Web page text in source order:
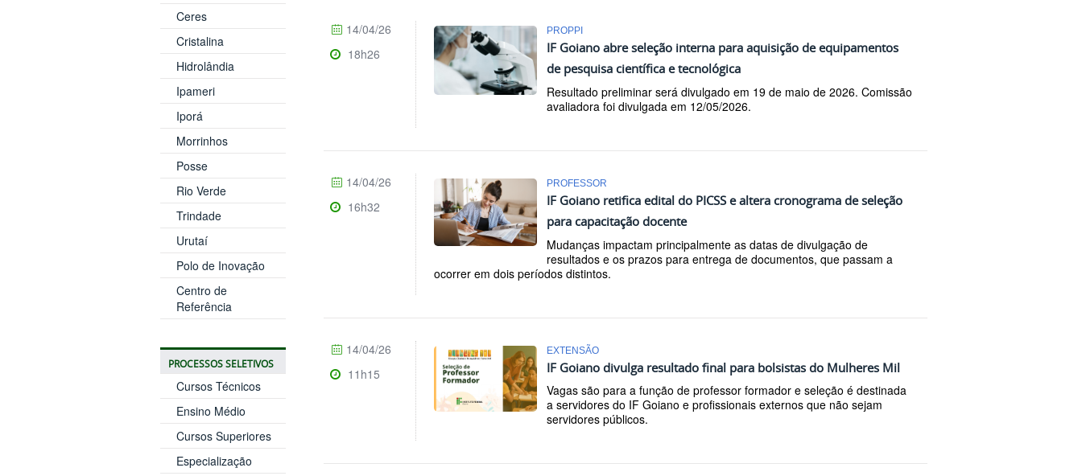
Ceres
Cristalina
Hidrolândia
Ipameri
Iporá
Morrinhos
Posse
Rio Verde
Trindade
Urutaí
Polo de Inovação
Centro de
Referência
PROCESSOS SELETIVOS
Cursos Técnicos
Ensino Médio
Cursos Superiores
Especialização
PROPPI
IF Goiano abre seleção interna para aquisição de equipamentos
de pesquisa científica e tecnológica
Resultado preliminar será divulgado em 19 de maio de 2026. Comissão
avaliadora foi divulgada em 12/05/2026.
14/04/26
18h26
PROFESSOR
IF Goiano retifica edital do PICSS e altera cronograma de seleção
para capacitação docente
Mudanças impactam principalmente as datas de divulgação de
resultados e os prazos para entrega de documentos, que passam a
ocorrer em dois períodos distintos.
14/04/26
16h32
EXTENSÃO
IF Goiano divulga resultado final para bolsistas do Mulheres Mil
Vagas são para a função de professor formador e seleção é destinada
a servidores do IF Goiano e profissionais externos que não sejam
servidores públicos.
14/04/26
11h15